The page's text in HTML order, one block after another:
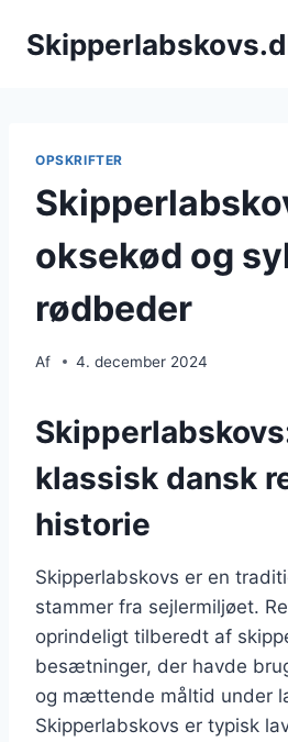
OPSKRIFTER
oksekød og
rødbeder
Af 4. december 2024
klassisk dansk
historie
Skipperlabskovs er en
stammer fra sejlermiljøet.
oprindeligt tilberedt af
besætninger, der havde
og mættende måltid under
Skipperlabskovs er typisk